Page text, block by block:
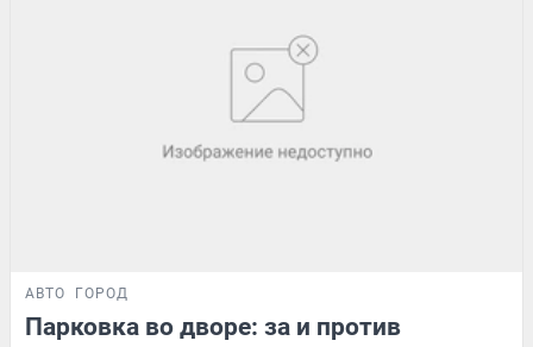
АВТО ГОРОД
Парковка во дворе: за и против